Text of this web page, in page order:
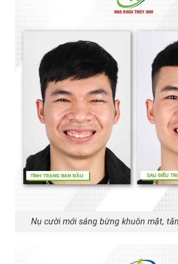
Nụ cười mới sáng bừng khuôn mặt,